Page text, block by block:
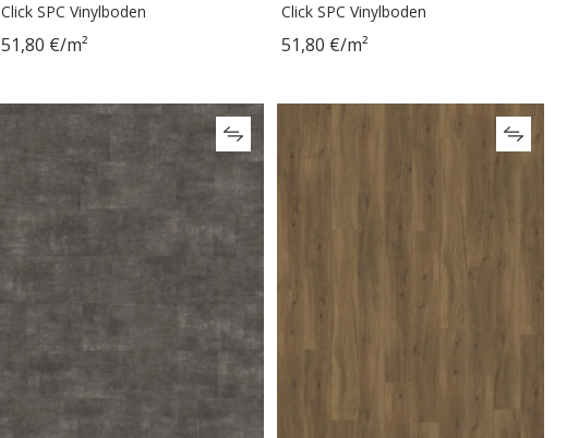
Click SPC Vinylboden
51,80 €/m²
Click SPC Vinylboden
51,80 €/m²